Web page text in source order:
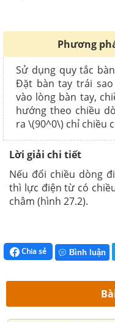
Phương
Sử dụng quy tắc
Đặt bàn tay trái
vào lòng bàn tay,
hướng theo chiều
ra \(90^0\) chỉ chiều
Lời giải chi tiết
Nếu đổi chiều dòng
thì lực điện từ có
châm (hình 27.2).
Chia sẻ Bình luận